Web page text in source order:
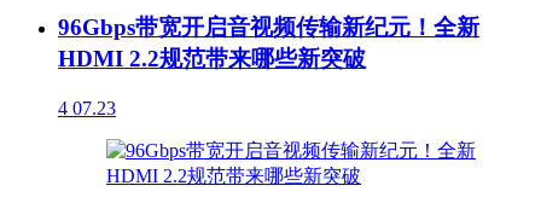
96Gbps带宽开启音视频传输新纪元！全新
HDMI 2.2规范带来哪些新突破
4 07.23